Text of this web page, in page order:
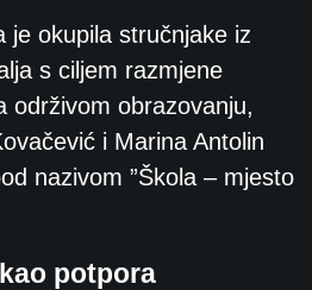
je okupila stručnjake iz
s ciljem razmjene
održivom obrazovanju,
i Marina Antolin
nazivom ”Škola – mjesto
potpora